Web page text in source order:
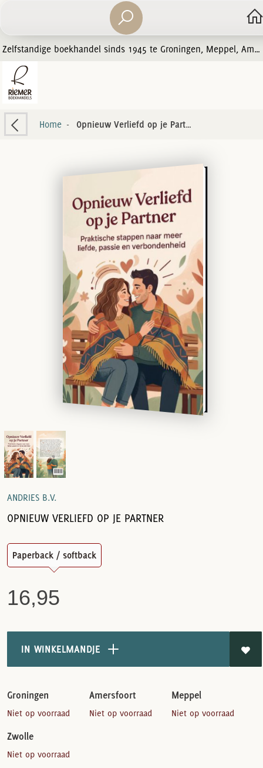
Zelfstandige boekhandel sinds 1945 te Groningen, Meppel, Amersfoort en Zwolle
Home- Opnieuw Verliefd op je Partner
ANDRIES B.V.
OPNIEUW VERLIEFD OP JE PARTNER
Paperback / softback
16,95
IN WINKELMANDJE
Groningen
Niet op voorraad
Amersfoort
Niet op voorraad
Meppel
Niet op voorraad
Zwolle
Niet op voorraad